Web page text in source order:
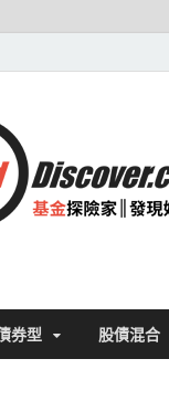
券型 股債混合